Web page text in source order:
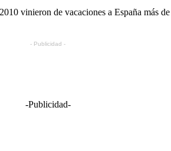
vinieron de vacaciones a España más
- Publicidad -
-Publicidad-